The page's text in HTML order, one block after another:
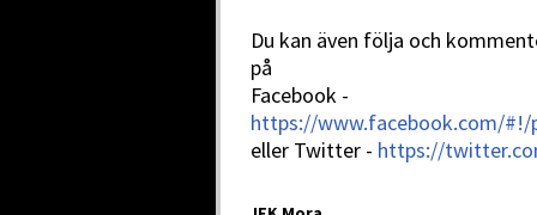
Du kan även följa och
på
Facebook -
https://www.facebook.com/#!/
eller Twitter - https://